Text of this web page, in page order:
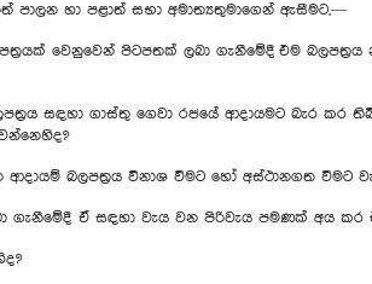
පාලන හා පළාත් සභා අමාත්‍යතුමාගෙන් ඇසීමට,—
වෙනුවෙන් පිටපතක් ලබා ගැනීමේදී එම
සඳහා ගාස්තු ගෙවා රජයේ ආදායමට බැර
ආදායම් බලපත්‍රය විනාශ වීමට හෝ අස්ථානගත
ගැනීමේදී ඒ සඳහා වැය වන පිරිවැය පමණක් අය